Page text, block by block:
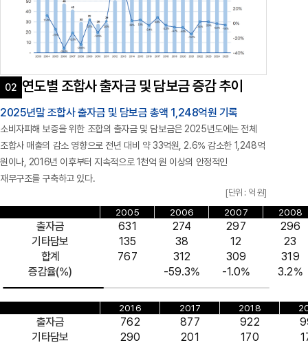
연도별 조합사 출자금 및 담보금 증감 추이
2025년말 조합사 출자금 및 담보금 총액 1,248억원 기록
소비자피해 보증을 위한 조합의 출자금 및 담보금은 2025년도에는 전체
조합사 매출의 감소 영향으로 전년 대비 약 33억원, 2.6% 감소한 1,248억
원이나, 2016년 이후부터 지속적으로 1천억 원 이상의 안정적인
재무구조를 구축하고 있다.
[단위 : 억 원]
2005 2006 2007 2008
출자금 631 274 297
296
기타담보
135 38 12
23
합계
767 312 309
319
증감율(%)
-59.3% -1.0% 3.2%
2016 2017 2018
출자금 762 877 922
기타담보
290 201 170